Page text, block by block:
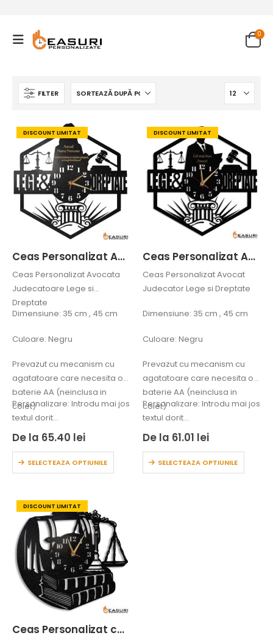
0
FILTER
DISCOUNT LIMITAT
Ceas Personalizat Avocata Judecatoare Lege si Dreptate
Ceas Personalizat Avocata
Judecatoare Lege si
Dreptate
Dimensiune: 35 cm , 45 cm
Culoare: Negru
Prevazut cu mecanism cu
agatatoare care necesita o
baterie AA (neinclusa in
colet)
Personalizare: Introdu mai jos
textul dorit…
De la 65.40 lei
SELECTEAZA OPTIUNILE
DISCOUNT LIMITAT
Ceas Personalizat Avocat Judecator Lege si Dreptate
Ceas Personalizat Avocat
Judecator Lege si Dreptate
Dimensiune: 35 cm , 45 cm
Culoare: Negru
Prevazut cu mecanism cu
agatatoare care necesita o
baterie AA (neinclusa in
colet)
Personalizare: Introdu mai jos
textul dorit…
De la 61.01 lei
SELECTEAZA OPTIUNILE
DISCOUNT LIMITAT
Ceas Personalizat cadou Avocat Judecator